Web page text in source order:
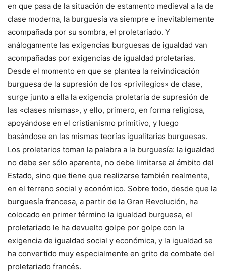
en que pasa de la situación de estamento medieval a la de
clase moderna, la burguesía va siempre e inevitablemente
acompañada por su sombra, el proletariado. Y
análogamente las exigencias burguesas de igualdad van
acompañadas por exigencias de igualdad proletarias.
Desde el momento en que se plantea la reivindicación
burguesa de la supresión de los «privilegios» de clase,
surge junto a ella la exigencia proletaria de supresión de
las «clases mismas», y ello, primero, en forma religiosa,
apoyándose en el cristianismo primitivo, y luego
basándose en las mismas teorías igualitarias burguesas.
Los proletarios toman la palabra a la burguesía: la igualdad
no debe ser sólo aparente, no debe limitarse al ámbito del
Estado, sino que tiene que realizarse también realmente,
en el terreno social y económico. Sobre todo, desde que la
burguesía francesa, a partir de la Gran Revolución, ha
colocado en primer término la igualdad burguesa, el
proletariado le ha devuelto golpe por golpe con la
exigencia de igualdad social y económica, y la igualdad se
ha convertido muy especialmente en grito de combate del
proletariado francés.